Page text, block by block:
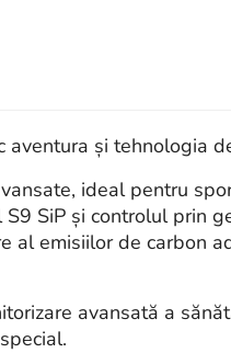
aventura și tehnologia
ideal pentru
SiP și controlul prin
al emisiilor de carbon
avansată a